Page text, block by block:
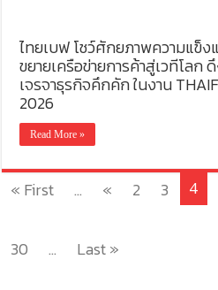
ไทยเบฟ โชว์ศักยภาพความแข็
ขยายเครือข่ายการค้าสู่เวทีโลก
เจรจาธุรกิจคึกคัก ในงาน
2026
Read More »
« First ... « 2 3 4
30
... Last »